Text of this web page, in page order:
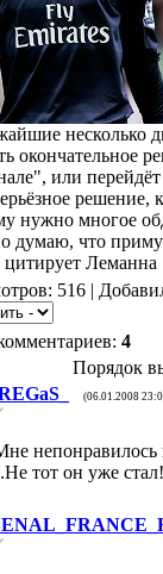
несколько
окончательное
или
решение,
нужно многое
думаю, что
Леманна
516 |
4
Порядок
(06.01.2008
непонравилось
тот он уже стал!